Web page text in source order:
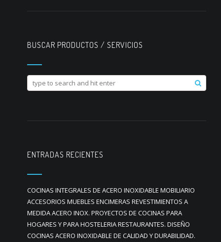
BUSCAR PRODUCTOS / SERVICIOS
ENTRADAS RECIENTES
COCINAS INTEGRALES DE ACERO INOXIDABLE MOBILIARIO
ACCESORIOS MUEBLES ENCIMERAS REVESTIMIENTOS A
MEDIDA ACERO INOX. PROYECTOS DE COCINAS PARA
HOGARES Y PARA HOSTELERIA RESTAURANTES. DISEÑO
COCINAS ACERO INOXIDABLE DE CALIDAD Y DURABILIDAD.